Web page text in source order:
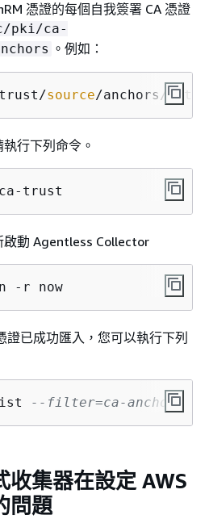
憑證的每個自我簽署 CA 憑證
pki/ca-
。例如：
source/anchors/
行下列命令。
trust
啟動 Agentless Collector
-r now
證已成功匯入，您可以執行下列
--filter=ca-anchors |
收集器在設定 AWS
問題